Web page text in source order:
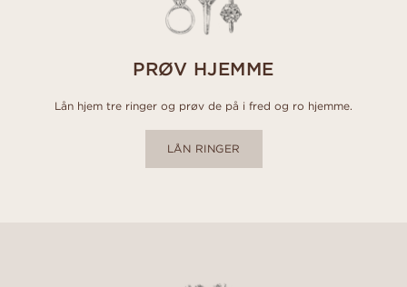
PRØV HJEMME
Lån hjem tre ringer og prøv de på i fred og ro hjemme.
LÅN RINGER